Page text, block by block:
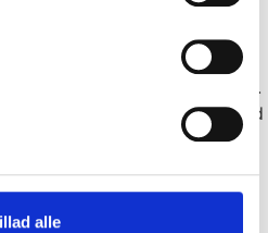
alle
for Aalborg Pride Torsdag
en vigtig dag for
af årets generalforsamling.
blev ledet af Claus Ørsted
Andersen som referent.
årsberetning, der
Pride-dag den 8. juli, der